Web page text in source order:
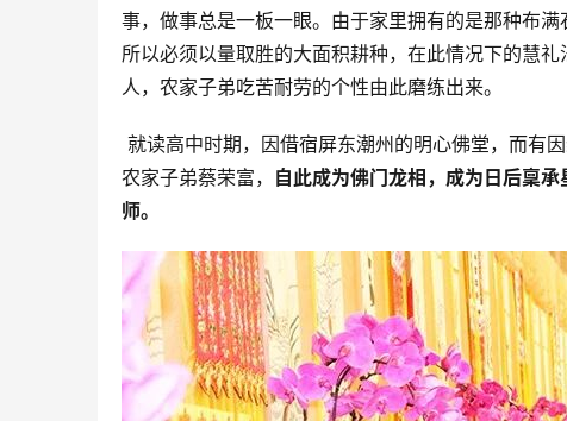
事，做事总是一板一眼。由于家里拥有的是那种布
所以必须以量取胜的大面积耕种，在此情况下的慧
人，农家子弟吃苦耐劳的个性由此磨练出来。
就读高中时期，因借宿屏东潮州的明心佛堂，而有
农家子弟蔡荣富， 自此成为佛门龙相，成为日后稟
师。